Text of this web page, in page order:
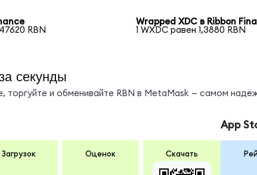
RBN
Wrapped XDC в Ribbon
1 WXDC равен 1,3880 RBN
секунды
торгуйте и обменивайте RBN в MetaMask — самом
Загрузок Оценок Скачать
App